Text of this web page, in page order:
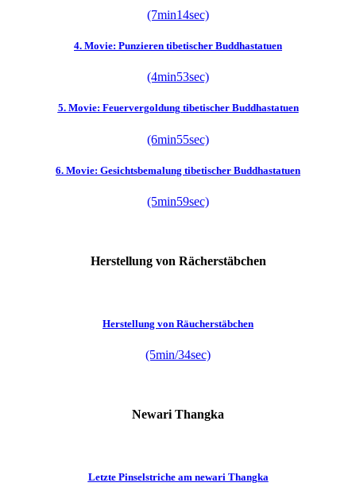
(7min14sec)
4. Movie: Punzieren tibetischer Buddhastatuen
(4min53sec)
5. Movie: Feuervergoldung tibetischer Buddhastatuen
(6min55sec)
6. Movie: Gesichtsbemalung tibetischer Buddhastatuen
(5min59sec)
Herstellung von Rächerstäbchen
Herstellung von Räucherstäbchen
(5min/34sec)
Newari Thangka
Letzte Pinselstriche am newari Thangka